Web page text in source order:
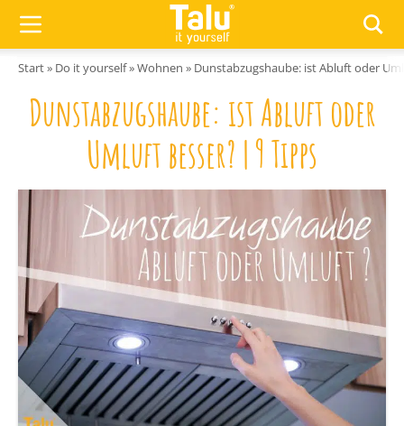
Start» Do it yourself»Wohnen » Dunstabzugshaube: ist Abluft oder
Dunstabzugshaube: ist Abluft oder
Umluft besser? | 9 Tipps